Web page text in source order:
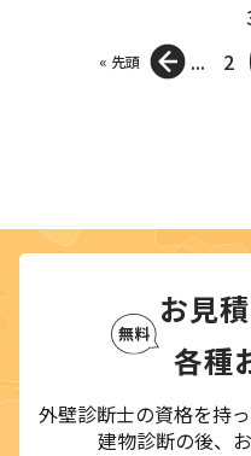
« 先頭 ... 2
お見
各種
外壁診断士の資格を持
建物診断の後、